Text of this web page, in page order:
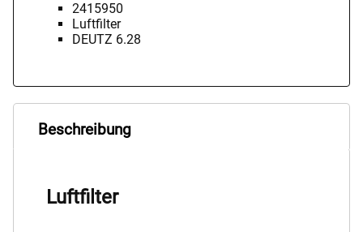
2415950
Luftfilter
DEUTZ 6.28
Beschreibung
Luftfilter